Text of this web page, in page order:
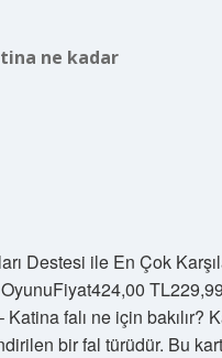
ne kadar
Destesi ile En Çok
TL229,99
falı ne için bakılır?
bir fal türüdür. Bu